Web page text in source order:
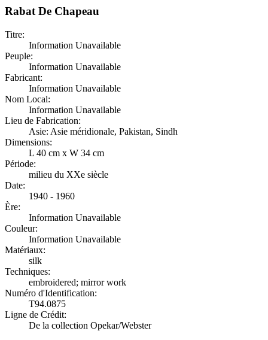
Rabat De Chapeau
Titre:
Information Unavailable
Peuple:
Information Unavailable
Fabricant:
Information Unavailable
Nom Local:
Information Unavailable
Lieu de Fabrication:
Asie: Asie méridionale, Pakistan, Sindh
Dimensions:
L 40 cm x W 34 cm
Période:
milieu du XXe siècle
Date:
1940 - 1960
Ère:
Information Unavailable
Couleur:
Information Unavailable
Matériaux:
silk
Techniques:
embroidered; mirror work
Numéro d'Identification:
T94.0875
Ligne de Crédit:
De la collection Opekar/Webster